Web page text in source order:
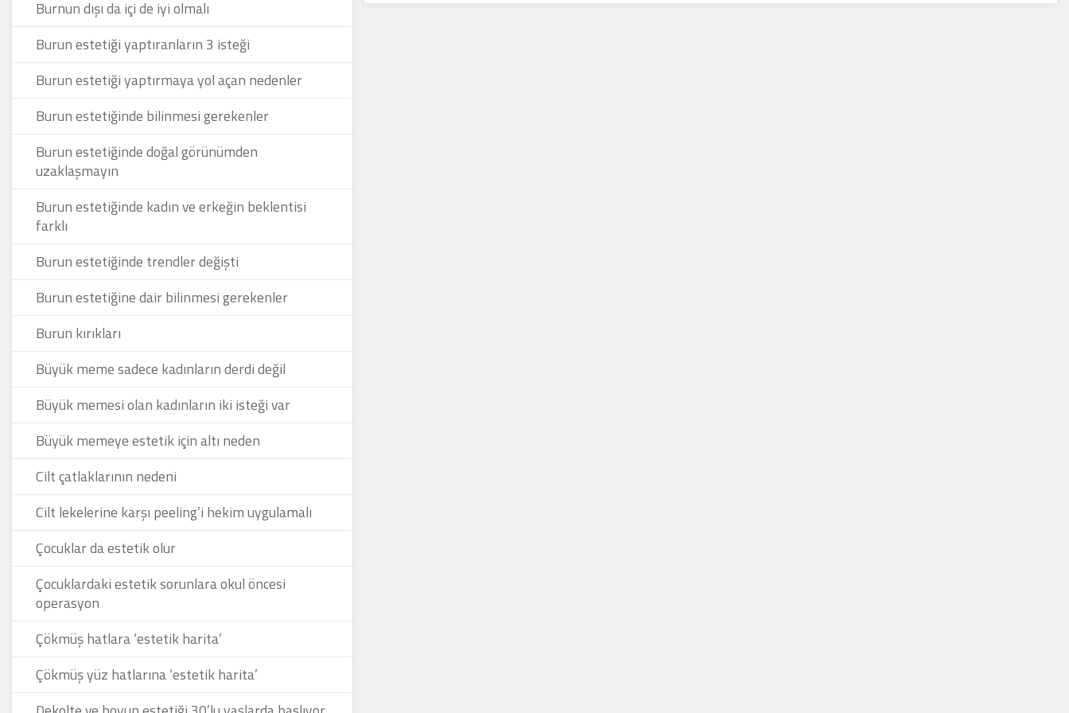
Burnun dışı da içi de iyi olmalı
Burun estetiği yaptıranların 3 isteği
Burun estetiği yaptırmaya yol açan nedenler
Burun estetiğinde bilinmesi gerekenler
Burun estetiğinde doğal görünümden
uzaklaşmayın
Burun estetiğinde kadın ve erkeğin beklentisi
farklı
Burun estetiğinde trendler değişti
Burun estetiğine dair bilinmesi gerekenler
Burun kırıkları
Büyük meme sadece kadınların derdi değil
Büyük memesi olan kadınların iki isteği var
Büyük memeye estetik için altı neden
Cilt çatlaklarının nedeni
Cilt lekelerine karşı peeling’i hekim uygulamalı
Çocuklar da estetik olur
Çocuklardaki estetik sorunlara okul öncesi
operasyon
Çökmüş hatlara ‘estetik harita’
Çökmüş yüz hatlarına ‘estetik harita’